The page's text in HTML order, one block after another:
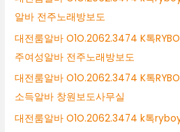
알바 전주노래방보도
대전룸알바 O1O.2062.3474 K톡
주여성알바 전주노래방보도
대전룸알바 O1O.2062.3474 K톡
소득알바 창원보도사무실
대전룸알바 O1O.2062.3474 k톡